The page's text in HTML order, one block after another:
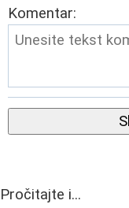
Komentar:
Pročitajte i...